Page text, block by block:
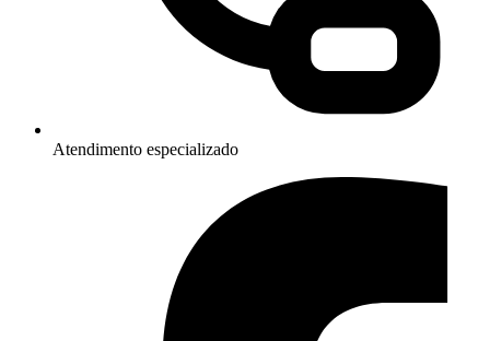
Atendimento especializado